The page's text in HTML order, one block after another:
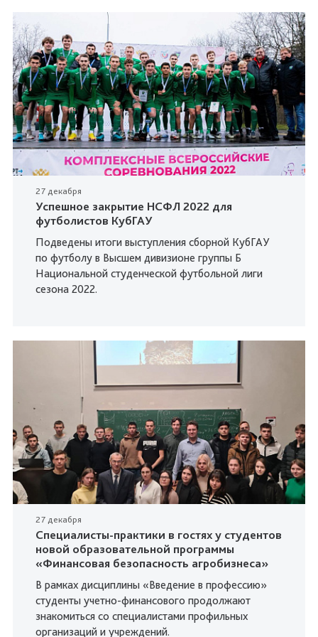
27 декабря
Успешное закрытие НСФЛ 2022 для
футболистов КубГАУ
Подведены итоги выступления сборной КубГАУ
по футболу в Высшем дивизионе группы Б
Национальной студенческой футбольной лиги
сезона 2022.
27 декабря
Специалисты-практики в гостях у студентов
новой образовательной программы
«Финансовая безопасность агробизнеса»
В рамках дисциплины «Введение в профессию»
студенты учетно-финансового продолжают
знакомиться со специалистами профильных
организаций и учреждений.